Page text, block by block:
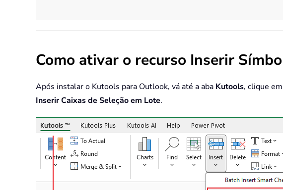
Como ativar o recurso Inserir
Após instalar o Kutools para Outlook, vá até a aba Kutools, clique em
Inserir Caixas de Seleção em Lote.